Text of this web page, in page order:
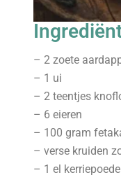
– 2 zoete
– 1 ui
– 2 teentjes
– 6 eieren
– 100 gram
– verse kruiden
– 1 el